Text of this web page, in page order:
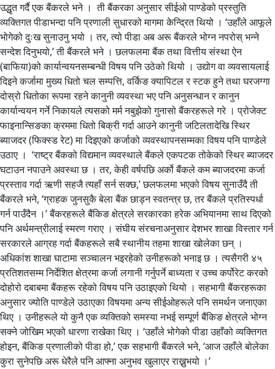
उद्धृत गर्दै एक बैंकरले भने । ती बैंकरका अनुसार सीईओ पाण्डेको प्रस्तुति
व्यक्तिगत पीडाभन्दा पनि प्रणाली सुधारको मागमा केन्द्रित थियो । ‘उहाँले आफूले
भोगेको दुःख सुनाउनु भयो । तर, त्यो पीडा अब अरू बैंकरले भोग्न नपरोस् भन्ने
सन्देश दिनुभयो,’ ती बैंकरले भने । छलफलमा बैंक तथा वित्तीय संस्था ऐन
(बाफिया)को कार्यान्वयनसम्बन्धी विषय पनि उठेको थियो । उद्योग वा व्यवसायलाई
दिइने कर्जामा मुख्य धितो चल सम्पत्ति, वर्किङ क्यापिटल र स्टक हुने तथा घरजग्गा
दोस्रो धितोका रूपमा रहने कानुनी व्यवस्था भए पनि अनुसन्धान र कानुन
कार्यान्वयन गर्ने निकायले त्यसको मर्म नबुझेको गुनासो बैंकरहरूले गरे । प्रोजेक्ट
फाइनान्सिङका क्रममा धितो बिक्री गर्दा आउने कानुनी जटिलतादेखि स्थिर
ब्याजदर (फिक्स्ड रेट) मा दिइएको कर्जाको व्यवस्थापनसम्मका विषय पनि पाण्डेले
उठाए । ‘राष्ट्र बैंकको विद्यमान व्यवस्थाले बैंकले एकपटक तोकेको स्थिर ब्याजदर
घटाउन नपाउने अवस्था छ । तर, केही वर्षपछि अर्को बैंकले कम ब्याजदरमा कर्जा
प्रस्ताव गर्दा ऋणी सहजै त्यहाँ सर्न सक्छ,’ छलफलमा भएको विषय सुनाउँदै ती
बैंकरले भने, ‘ग्राहक जुनसुकै बेला बैंक छाड्न स्वतन्त्र छ, तर बैंकले प्रतिस्पर्धा
गर्न पाउँदैन ।’ बैंकरहरूले बैंकिङ क्षेत्रले सरकारका हरेक अभियानमा साथ दिएको
पनि अर्थमन्त्रीलाई स्मरण गराए । संघीय संरचनाअनुसार देशभर शाखा विस्तार गर्न
सरकारले आग्रह गर्दा बैंकहरूले सबै स्थानीय तहमा शाखा खोलेका छन् ।
अधिकांश शाखा घाटामा सञ्चालन भइरहेको उनीहरूको भनाइ छ । त्यसैगरी ४५
प्रतिशतसम्म निर्देशित क्षेत्रमा कर्जा लगानी गर्नुपर्ने बाध्यता र उच्च कर्पोरेट करको
दोहोरो दबाबमा बैंकहरू रहेको विषय पनि उठाइएको थियो । सहभागी बैंकरहरूका
अनुसार ज्योति पाण्डेले उठाएका विषयमा अन्य सीईओहरूले पनि समर्थन जनाएका
थिए । उनीहरूले यो कुनै एक व्यक्तिको समस्या नभई सम्पूर्ण बैंकिङ क्षेत्रले भोग्न
सक्ने जोखिम भएको धारणा राखेका थिए । ‘उहाँले भोगेको पीडा उहाँको व्यक्तिगत
होइन, बैंकिङ प्रणालीको पीडा हो,’ एक सहभागी बैंकरले भने, ‘आज उहाँले बोलेका
कुरा सुनेपछि अरू धेरैले पनि आफ्ना अनुभव खुलाएर राख्नुभयो ।’